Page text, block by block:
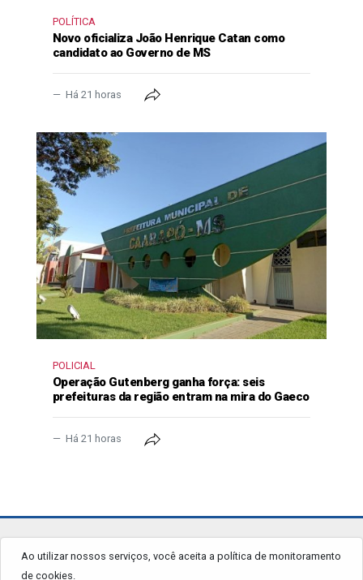
POLÍTICA
Novo oficializa João Henrique Catan como
candidato ao Governo de MS
Há 21 horas
POLICIAL
Operação Gutenberg ganha força: seis
prefeituras da região entram na mira do Gaeco
Há 21 horas
Ao utilizar nossos serviços, você aceita a política de monitoramento
de cookies.
jornalgrandourados.com.br